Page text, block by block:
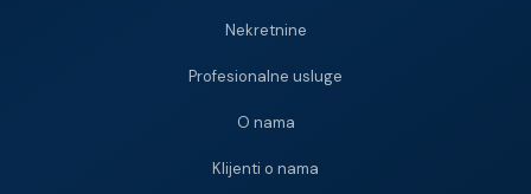
Nekretnine
Profesionalne usluge
O nama
Klijenti o nama